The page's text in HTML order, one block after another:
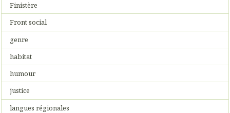
Finistère
Front social
genre
habitat
humour
justice
langues régionales